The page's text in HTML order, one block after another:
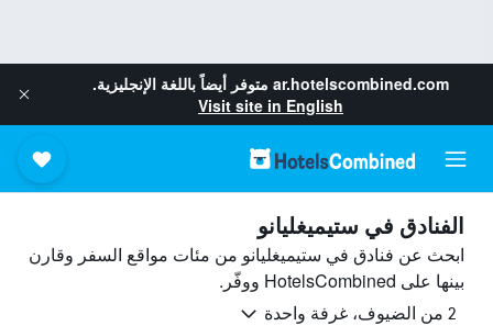
ar.hotelscombined.com متوفر أيضاً باللغة الإنجليزية.
Visit site in English
الفنادق في ستيميغليانو
ابحث عن فنادق في ستيميغليانو من مئات مواقع السفر وقارن
بينها على HotelsCombined ووفّر.
2 من الضيوف، غرفة واحدة